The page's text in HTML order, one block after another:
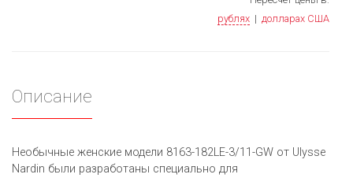
рублях | долларах США
Описание
Необычные женские модели 8163-182LE-3/11-GW от Ulysse
Nardin были разработаны специально для